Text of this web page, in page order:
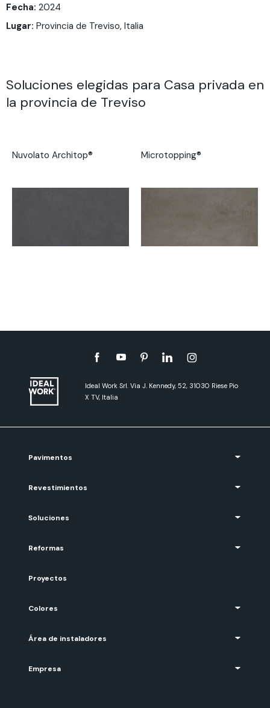
Fecha: 2024
Lugar: Provincia de Treviso, Italia
Soluciones elegidas para Casa privada en
la provincia de Treviso
Nuvolato Architop® Microtopping®
Ideal Work Srl. Via J. Kennedy, 52, 31030 Riese Pio
X TV, Italia
Pavimentos
Revestimientos
Soluciones
Reformas
Proyectos
Colores
Área de instaladores
Empresa